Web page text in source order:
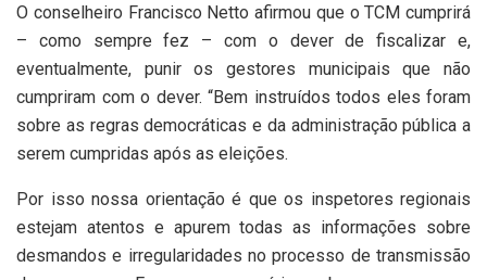
O conselheiro Francisco Netto afirmou que o TCM cumprirá
– como sempre fez – com o dever de fiscalizar e,
eventualmente, punir os gestores municipais que não
cumpriram com o dever. “Bem instruídos todos eles foram
sobre as regras democráticas e da administração pública a
serem cumpridas após as eleições.
Por isso nossa orientação é que os inspetores regionais
estejam atentos e apurem todas as informações sobre
desmandos e irregularidades no processo de transmissão